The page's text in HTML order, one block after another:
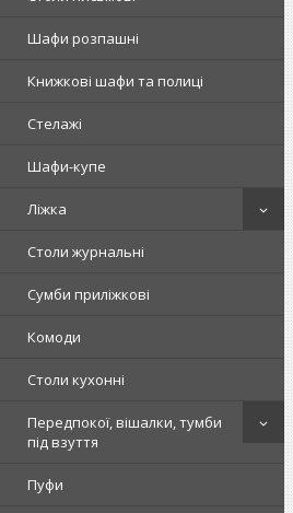
Шафи розпашні
Книжкові шафи та полиці
Стелажі
Шафи-купе
Ліжка
Столи журнальні
Сумби приліжкові
Комоди
Столи кухонні
Передпокої, вішалки, тумби
під взуття
Пуфи